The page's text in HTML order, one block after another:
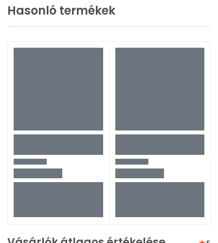
Hasonló termékek